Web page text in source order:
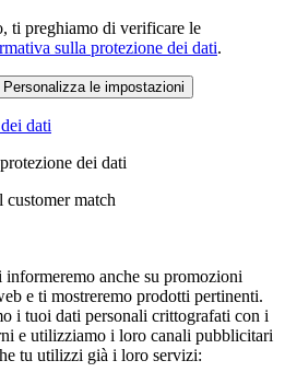
ti preghiamo di verificare le
sulla protezione dei dati.
Personalizza le impostazioni
dati
dei dati
match
anche su promozioni
e ti mostreremo prodotti pertinenti.
i tuoi dati personali crittografati con i
e utilizziamo i loro canali pubblicitari
tu utilizzi già i loro servizi: